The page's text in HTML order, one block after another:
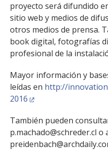
proyecto será difundido
sitio web y medios de
otros medios de prensa.
book digital, fotografías
profesional de la
Mayor información y
leídas en http://
2016
También pueden
p.machado@schreder.cl o